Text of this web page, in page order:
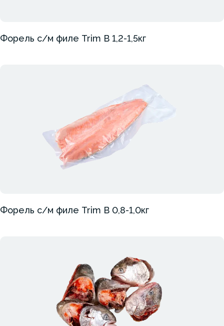
Форель с/м филе Trim B 1,2-1,5кг
Форель с/м филе Trim B 0,8-1,0кг